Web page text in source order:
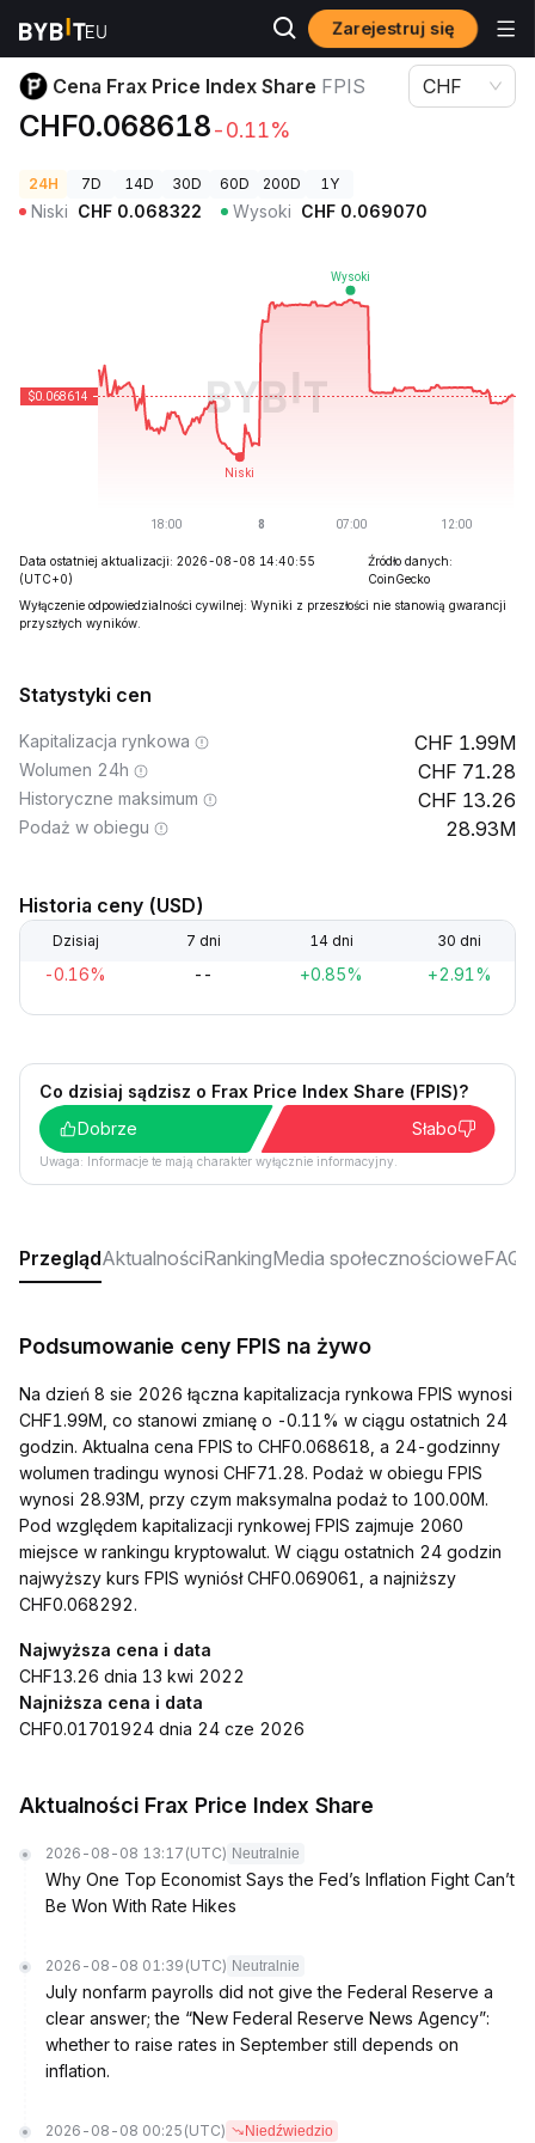
Zarejestruj się
Ceny kryptowalut Cena Frax Price Index Share FPIS
Cena Frax Price Index Share FPIS
CHF0.068618-0.11%
CHF
24H 7D 14D 30D 60D 200D 1Y
Niski CHF 0.068322 Wysoki CHF 0.069070
Data ostatniej aktualizacji: 2026-08-08 14:40:55
(UTC+0)
Źródło danych:
CoinGecko
Wyłączenie odpowiedzialności cywilnej: Wyniki z przeszłości nie stanowią gwarancji
przyszłych wyników.
Statystyki cen
Kapitalizacja rynkowa 1.99M
Wolumen 24h 71.28
Historyczne maksimum 13.26
Podaż w obiegu 28.93M
Historia ceny (USD)
Dzisiaj 7 dni 14 dni 30 dni
-0.16% -- +0.85% +2.91%
Co dzisiaj sądzisz o Frax Price Index Share (FPIS)?
Dobrze
Słabo
Uwaga: Informacje te mają charakter wyłącznie informacyjny.
PrzeglądAktualnościRankingMedia społecznościoweFAQ
Podsumowanie ceny FPIS na żywo
Na dzień 8 sie 2026 łączna kapitalizacja rynkowa FPIS wynosi
CHF1.99M, co stanowi zmianę o -0.11% w ciągu ostatnich 24
godzin. Aktualna cena FPIS to CHF0.068618, a 24-godzinny
wolumen tradingu wynosi CHF71.28. Podaż w obiegu FPIS
wynosi 28.93M, przy czym maksymalna podaż to 100.00M.
Pod względem kapitalizacji rynkowej FPIS zajmuje 2060
miejsce w rankingu kryptowalut. W ciągu ostatnich 24 godzin
najwyższy kurs FPIS wyniósł CHF0.069061, a najniższy
CHF0.068292.
Najwyższa cena i data
CHF13.26 dnia 13 kwi 2022
Najniższa cena i data
CHF0.01701924 dnia 24 cze 2026
Aktualności Frax Price Index Share
2026-08-08 13:17 (UTC) Neutralnie
Why One Top Economist Says the Fed’s Inflation Fight Can’t
Be Won With Rate Hikes
2026-08-08 01:39 (UTC) Neutralnie
July nonfarm payrolls did not give the Federal Reserve a
clear answer; the “New Federal Reserve News Agency”:
whether to raise rates in September still depends on
inflation.
2026-08-08 00:25 (UTC) Niedźwiedzio